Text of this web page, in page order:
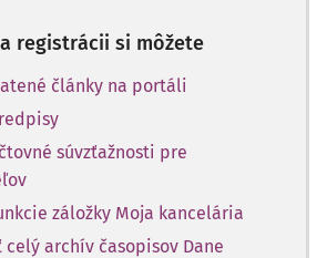
registrácii si môžete
články na portáli
súvzťažnosti pre
záložky Moja kancelária
archív časopisov Dane